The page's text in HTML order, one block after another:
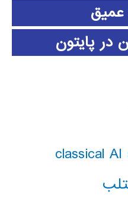
عمیق
در پایتون